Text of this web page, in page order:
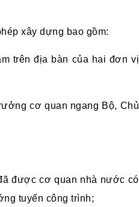
xây dựng bao gồm:
trên địa bàn của hai đơn vị
cơ quan ngang Bộ, Chủ
được cơ quan nhà nước có
tuyến công trình;